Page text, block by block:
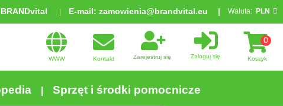
E-mail: zamowienia@brandvital.eu Waluta: PLN
WWW Kontakt Zarejestruj się Zaloguj się
0
Koszyk
Sprzęt i środki pomocnicze